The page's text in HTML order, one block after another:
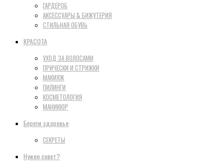
ГАРДЕРОБ
АКСЕССУАРЫ & БИЖУТЕРИЯ
СТИЛЬНАЯ ОБУВЬ
КРАСОТА
УХОД ЗА ВОЛОСАМИ
ПРИЧЕСКИ И СТРИЖКИ
МАКИЯЖ
ПИЛИНГИ
КОСМЕТОЛОГИЯ
МАНИКЮР
Береги здоровье
СЕКРЕТЫ
Нужен совет?